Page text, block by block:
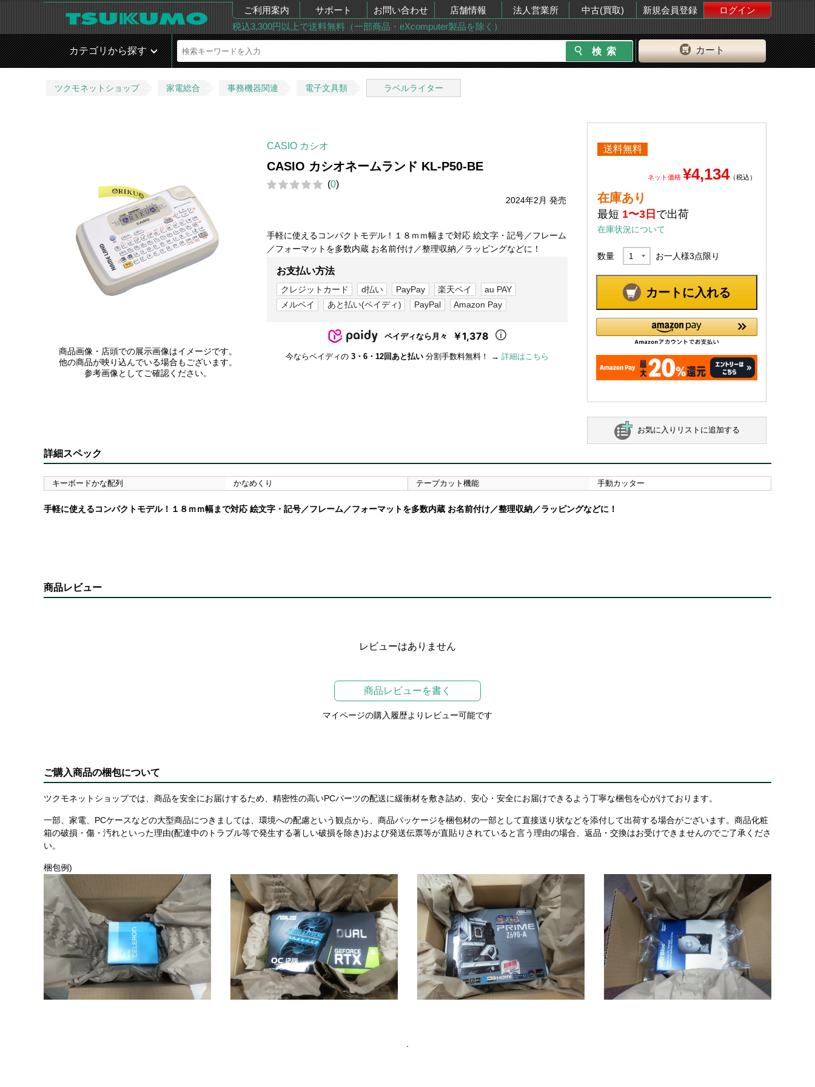
ご利用案内 サポート お問い合わせ 店舗情報 法人営業所 中古(買取) 新規会員登録
ログイン
税込3,300円以上で送料無料（一部商品・eXcomputer製品を除く）
カート
カテゴリから探す
ツクモネットショップ 家電総合 事務機器関連 電子文具類 ラベルライター
商品画像・店頭での展示画像はイメージです。
他の商品が映り込んでいる場合もございます。
参考画像としてご確認ください。
CASIO カシオ
CASIO カシオネームランド KL-P50-BE
(0)
2024年2月 発売
手軽に使えるコンパクトモデル！１８ｍｍ幅まで対応 絵文字・記号／フレーム
／フォーマットを多数内蔵 お名前付け／整理収納／ラッピングなどに！
お支払い方法
クレジットカード d払い PayPay 楽天ペイ
au PAY
メルペイ
あと払い(ペイディ) PayPal Amazon Pay
ペイディなら月々 ￥1,378
今ならペイディの 3・6・12回あと払い 分割手数料無料！ → 詳細はこちら
送料無料
ネット価格 ¥4,134（税込）
在庫あり
最短 1〜3日 で出荷
在庫状況について
数量 お一人様3点限り
カートに入れる
お気に入りリストに追加する
詳細スペック
キーボードかな配列 かなめくり テープカット機能 手動カッター
手軽に使えるコンパクトモデル！１８ｍｍ幅まで対応 絵文字・記号／フレーム／フォーマットを多数内蔵 お名前付け／整理収納／ラッピングなどに！
商品レビュー
レビューはありません
商品レビューを書く
マイページの購入履歴よりレビュー可能です
ご購入商品の梱包について
ツクモネットショップでは、商品を安全にお届けするため、精密性の高いPCパーツの配送に緩衝材を敷き詰め、安心・安全にお届けできるよう丁寧な梱包を心がけております。
一部、家電、PCケースなどの大型商品につきましては、環境への配慮という観点から、商品パッケージを梱包材の一部として直接送り状などを添付して出荷する場合がございます。商品化粧
箱の破損・傷・汚れといった理由(配達中のトラブル等で発生する著しい破損を除き)および発送伝票等が直貼りされていると言う理由の場合、返品・交換はお受けできませんのでご了承くださ
い。
梱包例)